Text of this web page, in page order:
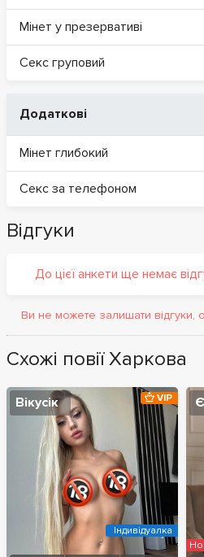
Мінет у презервативі
Секс груповий
Додаткові
Мінет глибокий
Секс за телефоном
Відгуки
До цієї анкети ще немає
Ви не можете залишати відгуки,
Схожі повії Харкова
Вікусік VIP
Індивідуалка